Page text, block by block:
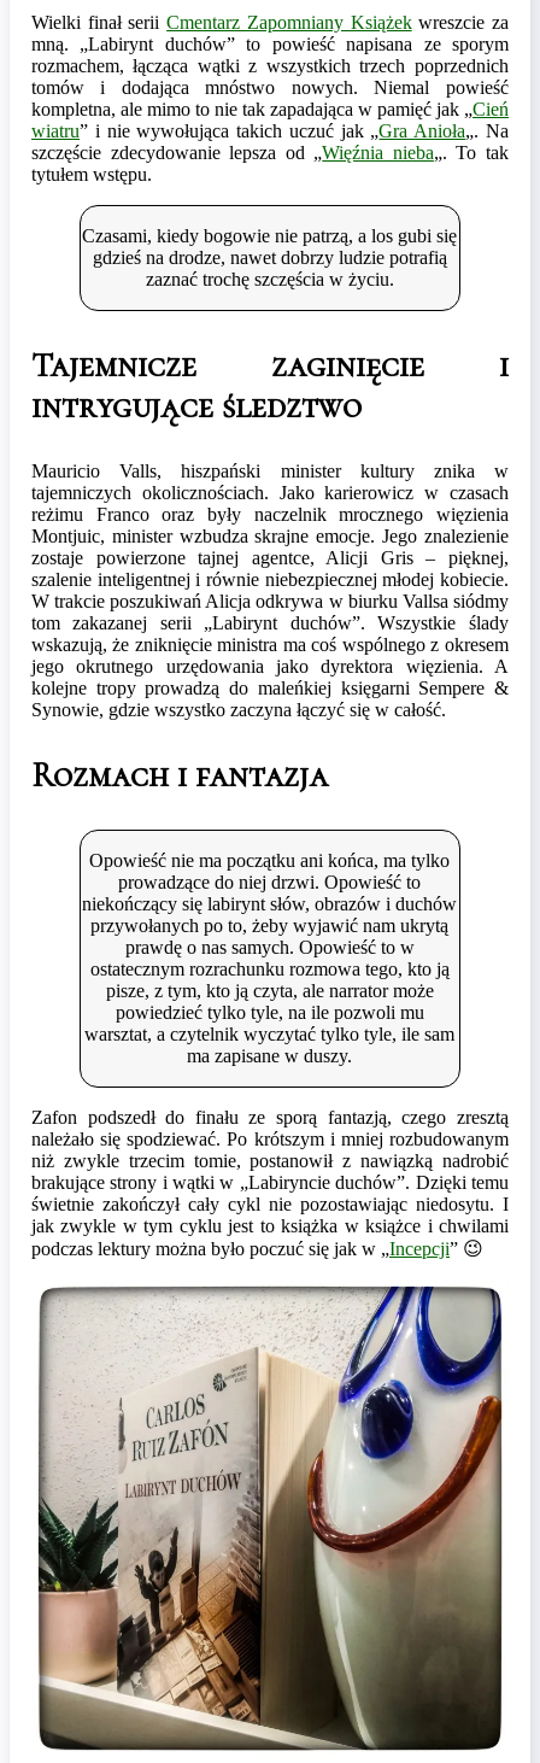
Wielki finał seriiCmentarz Zapomniany Książekwreszcie za
mną. „Labirynt duchów” to powieść napisana ze sporym
rozmachem, łącząca wątki z wszystkich trzech poprzednich
tomów i dodająca mnóstwo nowych. Niemal powieść
kompletna, ale mimo to nie tak zapadająca w pamięć jak „Cień
wiatru” i nie wywołująca takich uczuć jak „Gra Anioła„. Na
szczęście zdecydowanie lepsza od „Więźnia nieba„. To tak
tytułem wstępu.
Czasami, kiedy bogowie nie patrzą, a los gubi się
gdzieś na drodze, nawet dobrzy ludzie potrafią
zaznać trochę szczęścia w życiu.
Tajemnicze zaginięcie i
intrygujące śledztwo
Mauricio Valls, hiszpański minister kultury znika w
tajemniczych okolicznościach. Jako karierowicz w czasach
reżimu Franco oraz były naczelnik mrocznego więzienia
Montjuic, minister wzbudza skrajne emocje. Jego znalezienie
zostaje powierzone tajnej agentce, Alicji Gris – pięknej,
szalenie inteligentnej i równie niebezpiecznej młodej kobiecie.
W trakcie poszukiwań Alicja odkrywa w biurku Vallsa siódmy
tom zakazanej serii „Labirynt duchów”. Wszystkie ślady
wskazują, że zniknięcie ministra ma coś wspólnego z okresem
jego okrutnego urzędowania jako dyrektora więzienia. A
kolejne tropy prowadzą do maleńkiej księgarni Sempere &
Synowie, gdzie wszystko zaczyna łączyć się w całość.
Rozmach i fantazja
Opowieść nie ma początku ani końca, ma tylko
prowadzące do niej drzwi. Opowieść to
niekończący się labirynt słów, obrazów i duchów
przywołanych po to, żeby wyjawić nam ukrytą
prawdę o nas samych. Opowieść to w
ostatecznym rozrachunku rozmowa tego, kto ją
pisze, z tym, kto ją czyta, ale narrator może
powiedzieć tylko tyle, na ile pozwoli mu
warsztat, a czytelnik wyczytać tylko tyle, ile sam
ma zapisane w duszy.
Zafon podszedł do finału ze sporą fantazją, czego zresztą
należało się spodziewać. Po krótszym i mniej rozbudowanym
niż zwykle trzecim tomie, postanowił z nawiązką nadrobić
brakujące strony i wątki w „Labiryncie duchów”. Dzięki temu
świetnie zakończył cały cykl nie pozostawiając niedosytu. I
jak zwykle w tym cyklu jest to książka w książce i chwilami
podczas lektury można było poczuć się jak w „Incepcji” 😉